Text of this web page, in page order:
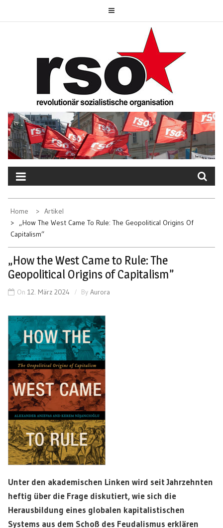
to
REVOLUTIONÄR
SOZIALISTISCHE
ORGANISATION
Home
Artikel
„How The West Came To Rule: The Geopolitical Origins Of
Capitalism”
„How the West Came to Rule: The
Geopolitical Origins of Capitalism”
On 12. März 2024 By Aurora
Unter den akademischen Linken wird seit Jahrzehnten
heftig über die Frage diskutiert, wie sich die
Herausbildung eines globalen kapitalistischen
Systems aus dem Schoß des Feudalismus erklären